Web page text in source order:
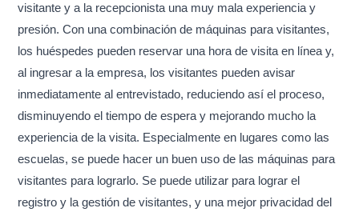
visitante y a la recepcionista una muy mala experiencia y
presión. Con una combinación de máquinas para visitantes,
los huéspedes pueden reservar una hora de visita en línea y,
al ingresar a la empresa, los visitantes pueden avisar
inmediatamente al entrevistado, reduciendo así el proceso,
disminuyendo el tiempo de espera y mejorando mucho la
experiencia de la visita. Especialmente en lugares como las
escuelas, se puede hacer un buen uso de las máquinas para
visitantes para lograrlo. Se puede utilizar para lograr el
registro y la gestión de visitantes, y una mejor privacidad del